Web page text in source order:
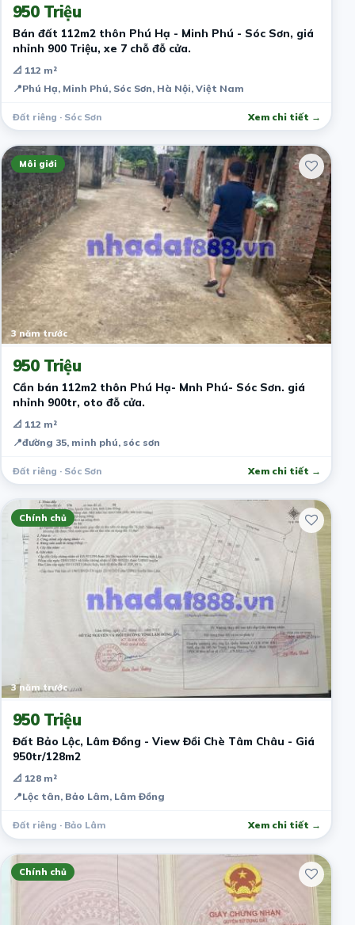
950 Triệu
Bán đất 112m2 thôn Phú Hạ - Minh Phú - Sóc Sơn, giá
nhỉnh 900 Triệu, xe 7 chỗ đỗ cửa.
📐 112 m²
📍Phú Hạ, Minh Phú, Sóc Sơn, Hà Nội, Việt Nam
Đất riêng · Sóc Sơn Xem chi tiết →
Môi giới
3 năm trước
950 Triệu
Cần bán 112m2 thôn Phú Hạ- Mnh Phú- Sóc Sơn. giá
nhỉnh 900tr, oto đỗ cửa.
📐 112 m²
📍đường 35, minh phú, sóc sơn
Đất riêng · Sóc Sơn Xem chi tiết →
Chính chủ
3 năm trước
950 Triệu
Đất Bảo Lộc, Lâm Đồng - View Đồi Chè Tâm Châu - Giá
950tr/128m2
📐 128 m²
📍Lộc tân, Bảo Lâm, Lâm Đồng
Đất riêng · Bảo Lâm Xem chi tiết →
Chính chủ